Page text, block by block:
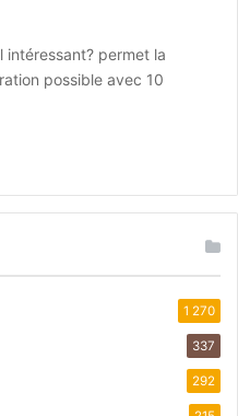
intéressant? permet la
possible avec 10
1 270
337
292